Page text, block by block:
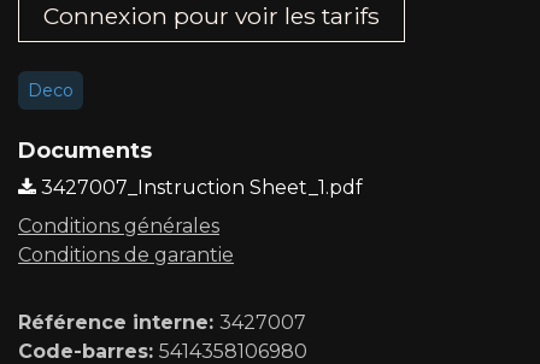
Connexion pour voir les tarifs​
Deco
Documents
3427007_Instruction Sheet_1.pdf
Conditions générales
Conditions de garantie
Référence interne: 3427007
Code-barres: 5414358106980